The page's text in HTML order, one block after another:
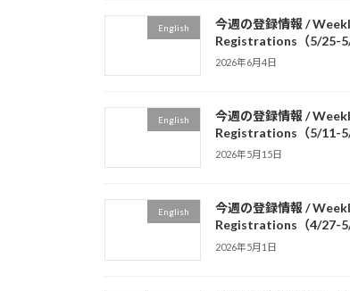
English
今週の登録情報 /
Registrations（5/25-5/
2026年6月4日
English
今週の登録情報 /
Registrations（5/11-5/
2026年5月15日
English
今週の登録情報 /
Registrations（4/27-5/
2026年5月1日